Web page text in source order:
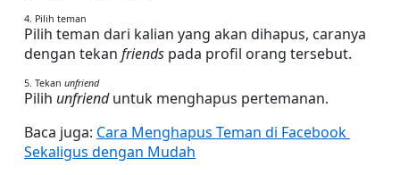
4. Pilih teman
Pilih teman dari kalian yang akan dihapus, caranya
dengan tekan friends pada profil orang tersebut.
5. Tekan unfriend
Pilih unfriend untuk menghapus pertemanan.
Baca juga: Cara Menghapus Teman di Facebook
Sekaligus dengan Mudah